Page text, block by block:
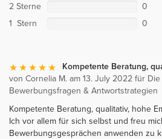
2 Sterne
0
1 Stern
0
Kompetente Beratung,
von Cornelia M. am 13. July 2022 für
Bewerbungsfragen & Antwortstrategien
Kompetente Beratung, qualitativ, hohe
Ich vor allem für sich selbst und freu
Bewerbungsgesprächen anwenden zu